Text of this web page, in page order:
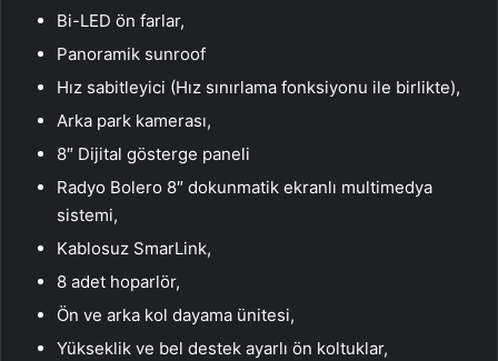
Bi-LED ön farlar,
Panoramik sunroof
Hız sabitleyici (Hız sınırlama fonksiyonu ile birlikte),
Arka park kamerası,
8″ Dijital gösterge paneli
Radyo Bolero 8″ dokunmatik ekranlı multimedya
sistemi,
Kablosuz SmarLink,
8 adet hoparlör,
Ön ve arka kol dayama ünitesi,
Yükseklik ve bel destek ayarlı ön koltuklar,